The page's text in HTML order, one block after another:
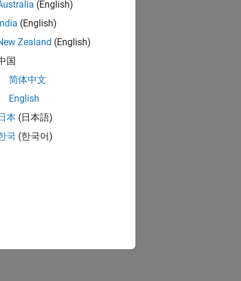
(English)
India (English)
Zealand (English)
国
简体中文
English
本 (日本語)
국 (한국어)